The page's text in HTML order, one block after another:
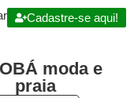
Cadastre-se aqui!
moda e
praia